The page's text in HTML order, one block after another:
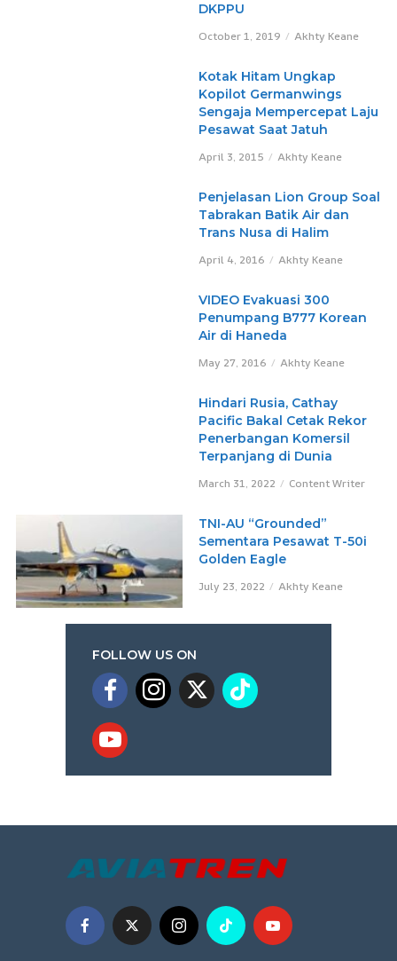
DKPPU
October 1, 2019 Akhty Keane
Kotak Hitam Ungkap
Kopilot Germanwings
Sengaja Mempercepat Laju
Pesawat Saat Jatuh
April 3, 2015 Akhty Keane
Penjelasan Lion Group Soal
Tabrakan Batik Air dan
Trans Nusa di Halim
April 4, 2016 Akhty Keane
VIDEO Evakuasi 300
Penumpang B777 Korean
Air di Haneda
May 27, 2016 Akhty Keane
Hindari Rusia, Cathay
Pacific Bakal Cetak Rekor
Penerbangan Komersil
Terpanjang di Dunia
March 31, 2022 Content Writer
TNI-AU “Grounded”
Sementara Pesawat T-50i
Golden Eagle
July 23, 2022 Akhty Keane
FOLLOW US ON